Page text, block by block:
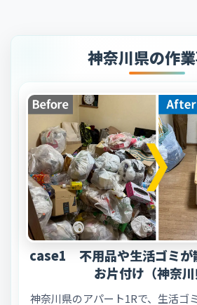
神奈川県の作
case1 不用品や生活ゴミが
お片付け（神奈川
神奈川県のアパート1Rで、生活ゴ